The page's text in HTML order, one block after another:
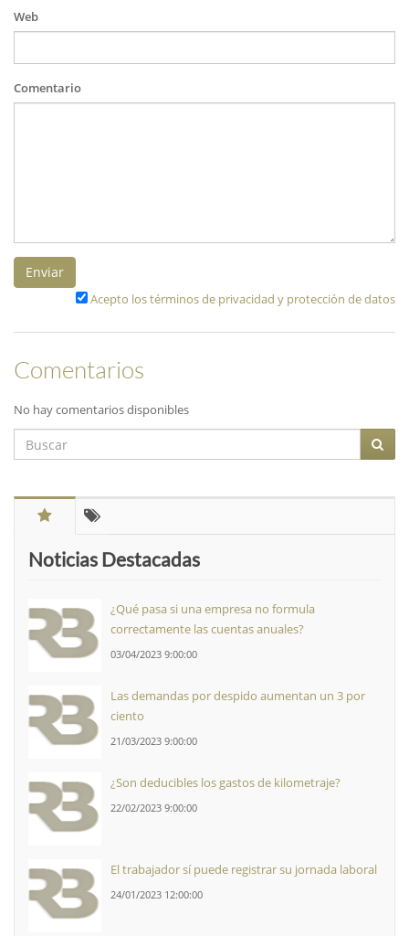
Web
Comentario
Enviar
Acepto los términos de privacidad y protección de datos
Comentarios
No hay comentarios disponibles
Noticias Destacadas
¿Qué pasa si una empresa no formula
correctamente las cuentas anuales?
03/04/2023 9:00:00
Las demandas por despido aumentan un 3 por
ciento
21/03/2023 9:00:00
¿Son deducibles los gastos de kilometraje?
22/02/2023 9:00:00
El trabajador sí puede registrar su jornada laboral
24/01/2023 12:00:00